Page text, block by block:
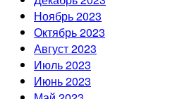
Ноябрь 2023
Октябрь 2023
Август 2023
Июль 2023
Июнь 2023